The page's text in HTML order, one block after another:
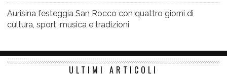
Aurisina festeggia San Rocco con quattro giorni di
cultura, sport, musica e tradizioni
ULTIMI ARTICOLI